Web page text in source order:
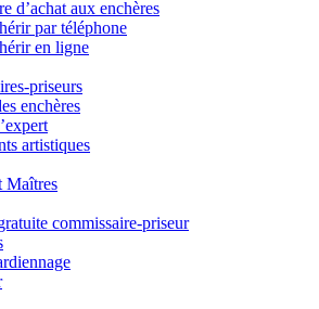
d’achat aux enchères
par téléphone
en ligne
priseurs
enchères
artistiques
Maîtres
commissaire-priseur